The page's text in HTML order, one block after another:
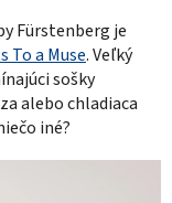
Fürstenberg je
To a Muse.Veľký
sošky
alebo chladiaca
iné?